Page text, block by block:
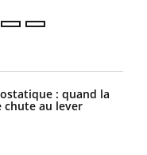
: quand la
chute au lever